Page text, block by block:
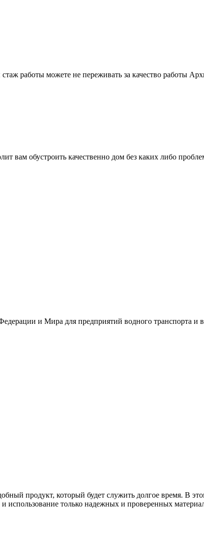
работы можете не переживать за качество работы
вам обустроить качественно дом без каких либо
и Мира для предприятий водного транспорта и
продукт, который будет служить долгое время. В
использование только надежных и проверенных